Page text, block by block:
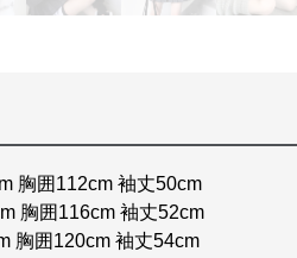
胸囲112cm 袖丈50cm
胸囲116cm 袖丈52cm
胸囲120cm 袖丈54cm